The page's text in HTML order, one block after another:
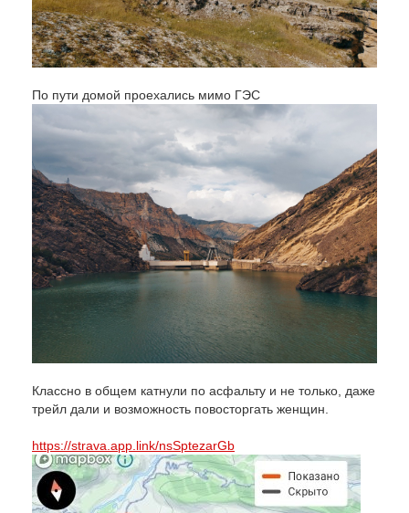
По пути домой проехались мимо ГЭС
Классно в общем катнули по асфальту и не только, даже
трейл дали и возможность повосторгать женщин.
https://strava.app.link/nsSptezarGb